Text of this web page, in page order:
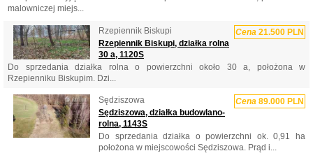
malowniczej miejs...
Rzepiennik Biskupi Cena 21.500 PLN
Rzepiennik Biskupi, działka rolna
30 a, 1120S
Do sprzedania działka rolna o powierzchni około 30 a, położona w
Rzepienniku Biskupim. Dzi...
Sędziszowa Cena 89.000 PLN
Sędziszowa, działka budowlano-
rolna, 1143S
Do sprzedania działka o powierzchni ok. 0,91 ha
położona w miejscowości Sędziszowa. Prąd i...